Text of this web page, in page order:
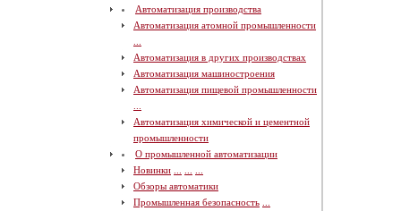
Автоматизация производства
Автоматизация атомной промышленности
Автоматизация в других производствах
Автоматизация машиностроения
Автоматизация пищевой промышленности
Автоматизация химической и цементной
промышленности
О промышленной автоматизации
Новинки
Обзоры автоматики
Промышленная безопасность